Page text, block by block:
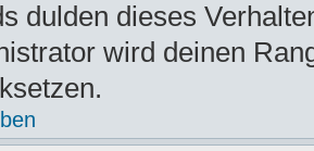
dulden dieses
wird deinen